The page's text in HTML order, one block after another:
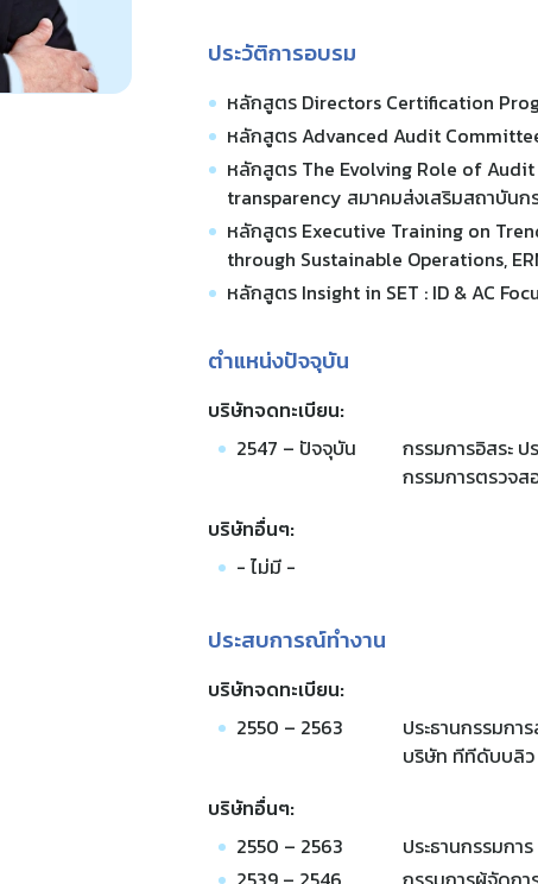
ประวัติการอบรม
หลักสูตร Directors Certification
หลักสูตร Advanced Audit
หลักสูตร The Evolving Role of
transparency สมาคมส่งเสริมสถาบันก
หลักสูตร Executive Training on
through Sustainable Operations,
หลักสูตร Insight in SET : ID & AC
ตำแหน่งปัจจุบัน
บริษัทจดทะเบียน:
2547 – ปัจจุบัน
กรรมการอิสระ
กรรมการตรวจ
บริษัทอื่นๆ:
- ไม่มี -
ประสบการณ์ทำงาน
บริษัทจดทะเบียน:
2550 – 2563
ประธานกรรมกา
บริษัท ทีทีดับบลิ
บริษัทอื่นๆ:
2550 – 2563
ประธานกรรมกา